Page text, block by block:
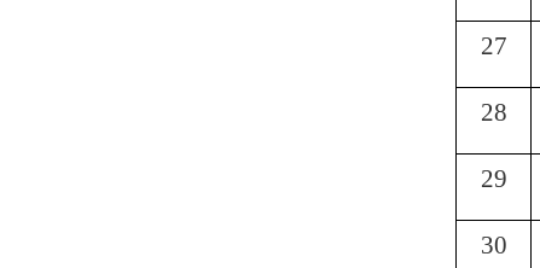
27
28
29
30